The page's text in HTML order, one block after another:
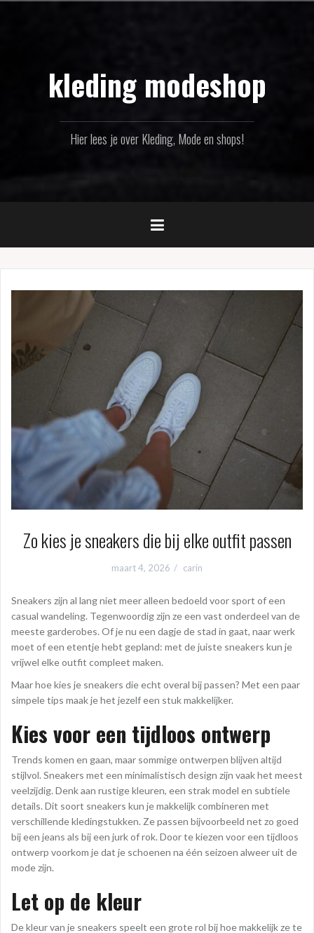
kleding modeshop
Hier lees je over Kleding, Mode en shops!
Zo kies je sneakers die bij elke outfit passen
maart 4, 2026 carin
Sneakers zijn al lang niet meer alleen bedoeld voor sport of een
casual wandeling. Tegenwoordig zijn ze een vast onderdeel van de
meeste garderobes. Of je nu een dagje de stad in gaat, naar werk
moet of een etentje hebt gepland: met de juiste sneakers kun je
vrijwel elke outfit compleet maken.
Maar hoe kies je sneakers die echt overal bij passen? Met een paar
simpele tips maak je het jezelf een stuk makkelijker.
Kies voor een tijdloos ontwerp
Trends komen en gaan, maar sommige ontwerpen blijven altijd
stijlvol. Sneakers met een minimalistisch design zijn vaak het meest
veelzijdig. Denk aan rustige kleuren, een strak model en subtiele
details. Dit soort sneakers kun je makkelijk combineren met
verschillende kledingstukken. Ze passen bijvoorbeeld net zo goed
bij een jeans als bij een jurk of rok. Door te kiezen voor een tijdloos
ontwerp voorkom je dat je schoenen na één seizoen alweer uit de
mode zijn.
Let op de kleur
De kleur van je sneakers speelt een grote rol bij hoe makkelijk ze te